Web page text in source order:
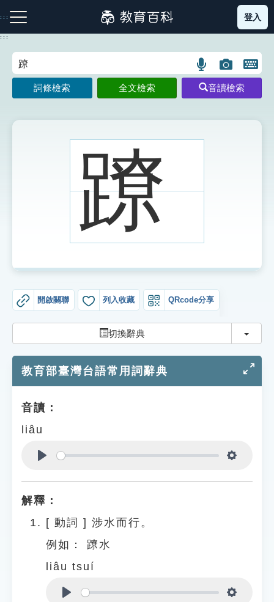
到
主
:::
注音索引圖示 筆畫索引圖示 部首索引表圖示
知識索引
生命大百科索引
遊戲專區
貓頭鷹博士
登入
:::
語
言
搜
示
圖
片
搜
開
鍵
圖
詞條檢索 全文檢索 音讀檢索
蹽
開啟關聯 列入收藏 QRcode分享
切換辭典 切換
教育部臺灣台語常用詞辭典
音讀：
liâu
解釋：
[ 動詞 ] 涉水而行。
例如：
蹽水
liâu tsuí